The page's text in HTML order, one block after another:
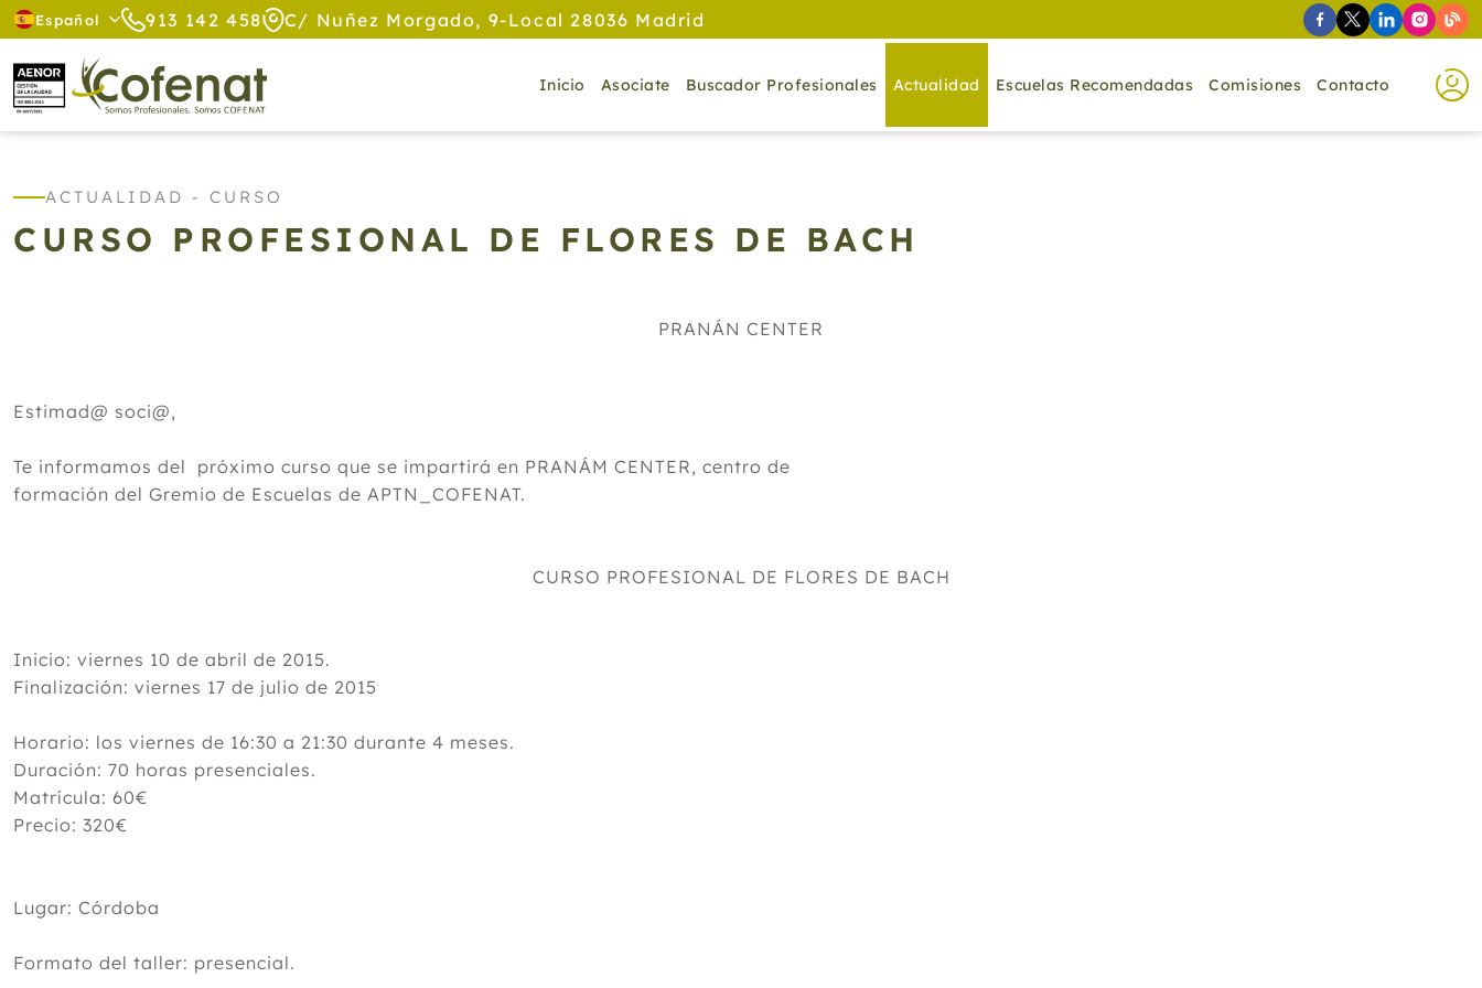
Español 913 142 458 C/ Nuñez Morgado, 9-Local 28036 Madrid
Inicio Asociate Buscador Profesionales Actualidad Escuelas Recomendadas Comisiones Contacto
ACTUALIDAD - CURSO
CURSO PROFESIONAL DE FLORES DE BACH
PRANÁN CENTER
Estimad@ soci@,
Te informamos del próximo curso que se impartirá en PRANÁM CENTER, centro de
formación del Gremio de Escuelas de APTN_COFENAT.
CURSO PROFESIONAL DE FLORES DE BACH
Inicio: viernes 10 de abril de 2015.
Finalización: viernes 17 de julio de 2015
Horario: los viernes de 16:30 a 21:30 durante 4 meses.
Duración: 70 horas presenciales.
Matrícula: 60€
Precio: 320€
Lugar: Córdoba
Formato del taller: presencial.